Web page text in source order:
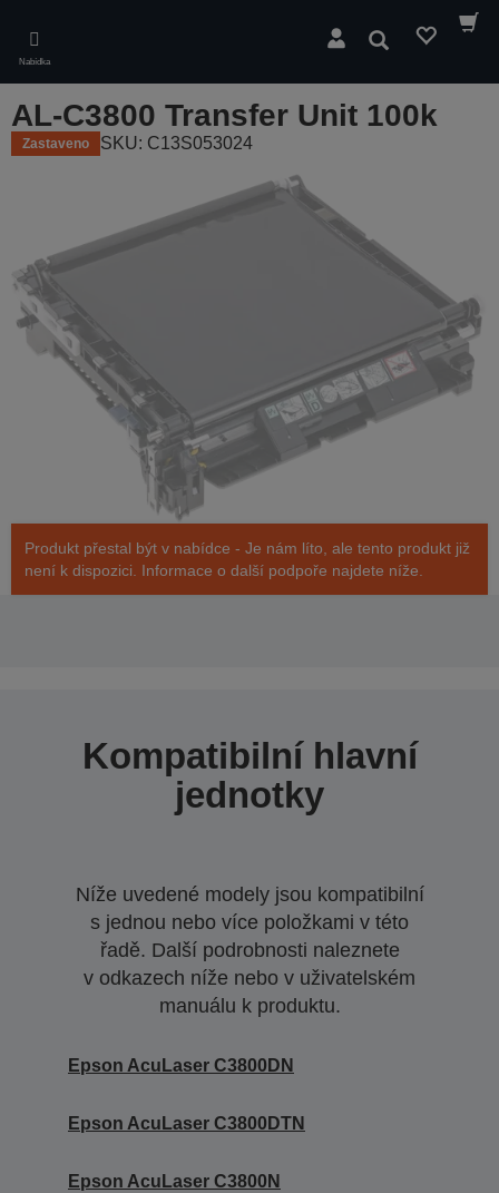
main
content
Nabídka
Hledat
AL-C3800 Transfer Unit 100k
Zastaveno SKU: C13S053024
Produkt přestal být v nabídce - Je nám líto, ale tento produkt již
není k dispozici. Informace o další podpoře najdete níže.
Kompatibilní hlavní
jednotky
Níže uvedené modely jsou kompatibilní
s jednou nebo více položkami v této
řadě. Další podrobnosti naleznete
v odkazech níže nebo v uživatelském
manuálu k produktu.
Epson AcuLaser C3800DN
Epson AcuLaser C3800DTN
Epson AcuLaser C3800N